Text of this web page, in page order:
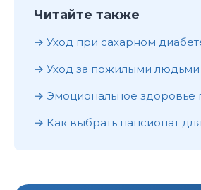
Читайте также
Уход при сахарном
Уход за пожилыми людьми
Эмоциональное здоровье
Как выбрать пансионат